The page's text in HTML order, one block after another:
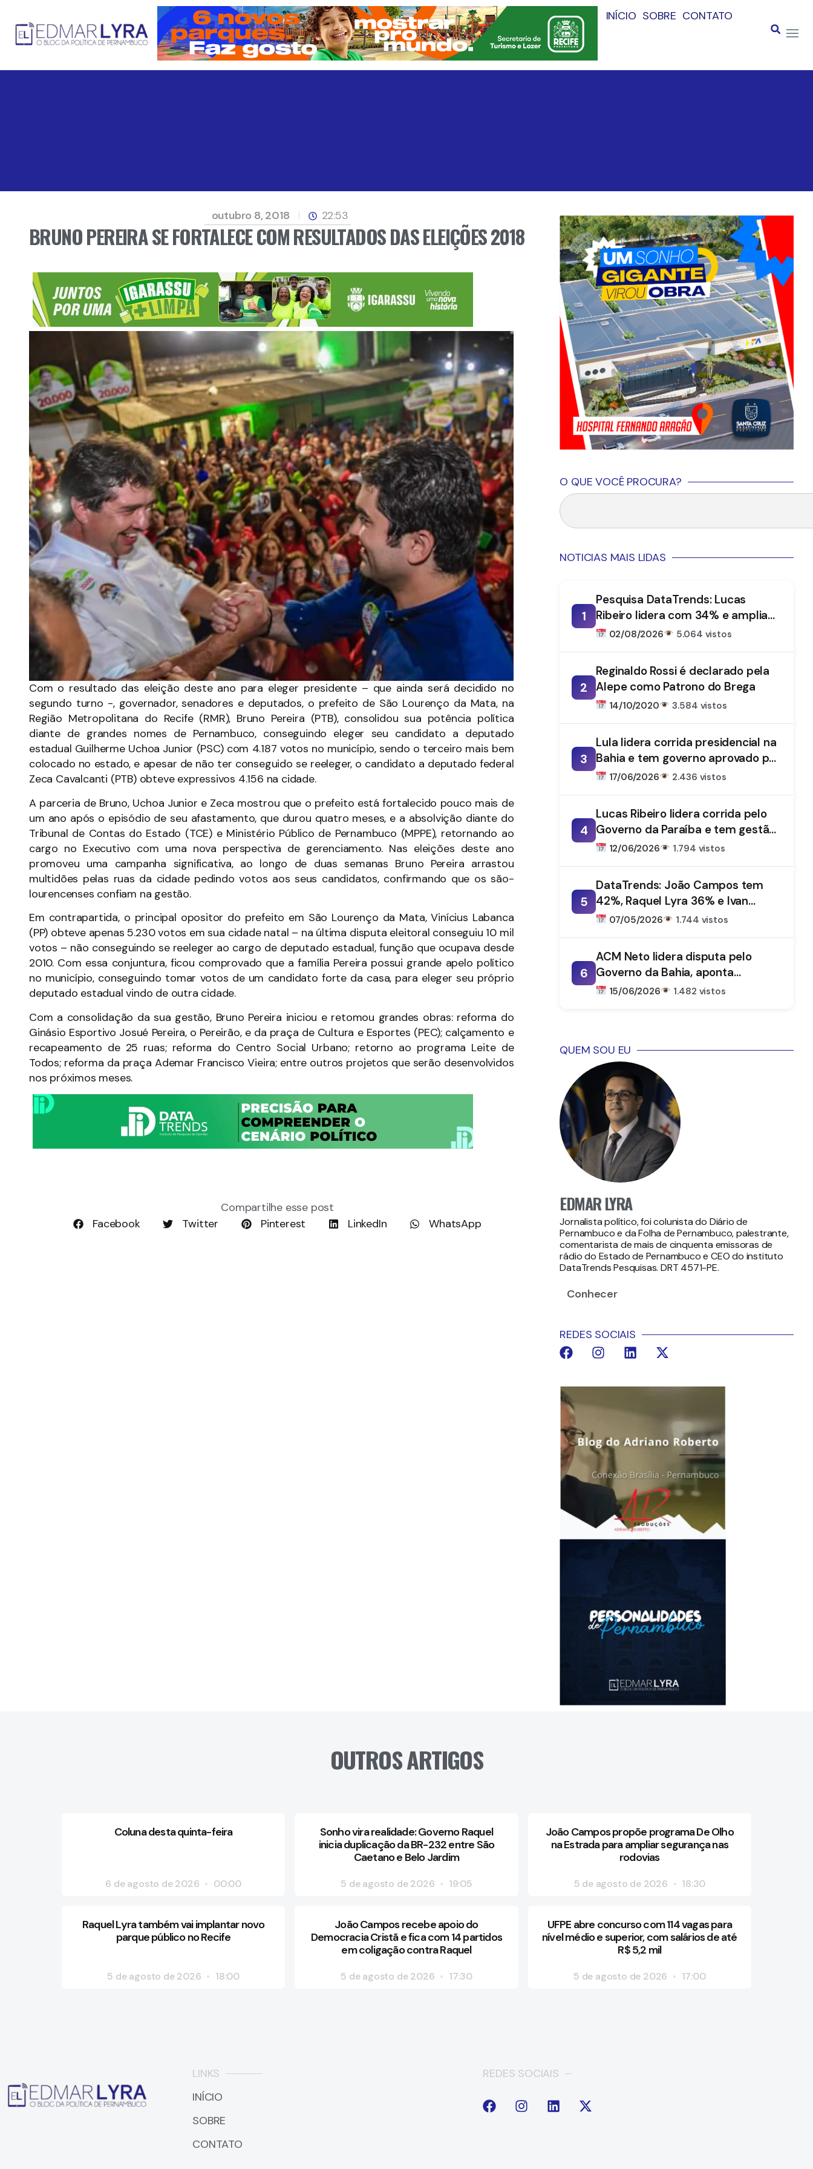
INÍCIO SOBRE CONTATO
outubro 8, 2018 22:53
BRUNO PEREIRA SE FORTALECE COM RESULTADOS DAS ELEIÇÕES 2018
Com o resultado das eleição deste ano para eleger presidente – que ainda será decidido no
segundo turno -, governador, senadores e deputados, o prefeito de São Lourenço da Mata, na
Região Metropolitana do Recife (RMR), Bruno Pereira (PTB), consolidou sua potência política
diante de grandes nomes de Pernambuco, conseguindo eleger seu candidato a deputado
estadual Guilherme Uchoa Junior (PSC) com 4.187 votos no município, sendo o terceiro mais bem
colocado no estado, e apesar de não ter conseguido se reeleger, o candidato a deputado federal
Zeca Cavalcanti (PTB) obteve expressivos 4.156 na cidade.
A parceria de Bruno, Uchoa Junior e Zeca mostrou que o prefeito está fortalecido pouco mais de
um ano após o episódio de seu afastamento, que durou quatro meses, e a absolvição diante do
Tribunal de Contas do Estado (TCE) e Ministério Público de Pernambuco (MPPE), retornando ao
cargo no Executivo com uma nova perspectiva de gerenciamento. Nas eleições deste ano
promoveu uma campanha significativa, ao longo de duas semanas Bruno Pereira arrastou
multidões pelas ruas da cidade pedindo votos aos seus candidatos, confirmando que os são-
lourencenses confiam na gestão.
Em contrapartida, o principal opositor do prefeito em São Lourenço da Mata, Vinícius Labanca
(PP) obteve apenas 5.230 votos em sua cidade natal – na última disputa eleitoral conseguiu 10 mil
votos – não conseguindo se reeleger ao cargo de deputado estadual, função que ocupava desde
2010. Com essa conjuntura, ficou comprovado que a família Pereira possui grande apelo político
no município, conseguindo tomar votos de um candidato forte da casa, para eleger seu próprio
deputado estadual vindo de outra cidade.
Com a consolidação da sua gestão, Bruno Pereira iniciou e retomou grandes obras: reforma do
Ginásio Esportivo Josué Pereira, o Pereirão, e da praça de Cultura e Esportes (PEC); calçamento e
recapeamento de 25 ruas; reforma do Centro Social Urbano; retorno ao programa Leite de
Todos; reforma da praça Ademar Francisco Vieira; entre outros projetos que serão desenvolvidos
nos próximos meses.
Compartilhe esse post
Facebook
Twitter Pinterest LinkedIn WhatsApp
O QUE VOCÊ PROCURA?
NOTICIAS MAIS LIDAS
1
Pesquisa DataTrends: Lucas
Ribeiro lidera com 34% e amplia
vantagem na disputa pelo
02/08/2026 5.064 vistos
2
Reginaldo Rossi é declarado pela
Alepe como Patrono do Brega
14/10/2020 3.584 vistos
3
Lula lidera corrida presidencial na
Bahia e tem governo aprovado por
61%, aponta DataTrends
17/06/2026 2.436 vistos
4
Lucas Ribeiro lidera corrida pelo
Governo da Paraíba e tem gestão
aprovada por 66%, aponta
12/06/2026 1.794 vistos
5
DataTrends: João Campos tem
42%, Raquel Lyra 36% e Ivan
Moraes 1%
07/05/2026 1.744 vistos
6
ACM Neto lidera disputa pelo
Governo da Bahia, aponta
DataTrends
15/06/2026 1.482 vistos
QUEM SOU EU
EDMAR LYRA
Jornalista político, foi colunista do Diário de
Pernambuco e da Folha de Pernambuco, palestrante,
comentarista de mais de cinquenta emissoras de
rádio do Estado de Pernambuco e CEO do instituto
DataTrends Pesquisas. DRT 4571-PE.
Conhecer
REDES SOCIAIS
OUTROS ARTIGOS
Coluna desta quinta-feira
6 de agosto de 2026 00:00
Sonho vira realidade: Governo Raquel
inicia duplicação da BR-232 entre São
Caetano e Belo Jardim
5 de agosto de 2026 19:05
João Campos propõe programa De Olho
na Estrada para ampliar segurança nas
rodovias
5 de agosto de 2026 18:30
Raquel Lyra também vai implantar novo
parque público no Recife
5 de agosto de 2026 18:00
João Campos recebe apoio do
Democracia Cristã e fica com 14 partidos
em coligação contra Raquel
5 de agosto de 2026 17:30
UFPE abre concurso com 114 vagas para
nível médio e superior, com salários de até
R$ 5,2 mil
5 de agosto de 2026 17:00
LINKS
INÍCIO
SOBRE
CONTATO
REDES SOCIAIS